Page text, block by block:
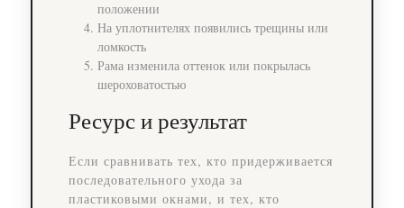
положении
На уплотнителях появились трещины или
ломкость
Рама изменила оттенок или покрылась
шероховатостью
Ресурс и результат
Если сравнивать тех, кто придерживается
последовательного ухода за
пластиковыми окнами, и тех, кто